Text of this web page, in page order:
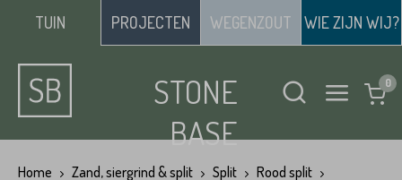
TUIN PROJECTEN WEGENZOUT WIE ZIJN WIJ?
STONE
BASE
Home Zand, siergrind & split Split
Rood split